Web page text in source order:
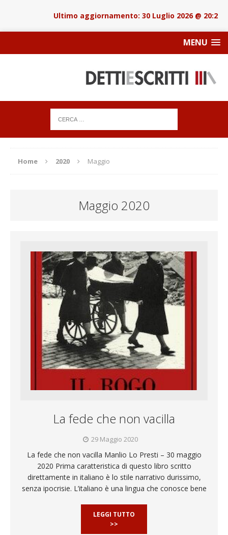
30 Luglio 2026 @ 20:22
MENU
Home 2020 Maggio
Maggio 2020
La fede che non vacilla
29 Maggio 2020
La fede che non vacilla Manlio Lo Presti – 30 maggio
2020 Prima caratteristica di questo libro scritto
direttamente in italiano è lo stile narrativo durissimo,
senza ipocrisie. L’italiano è una lingua che conosce bene
LEGGI TUTTO
>>